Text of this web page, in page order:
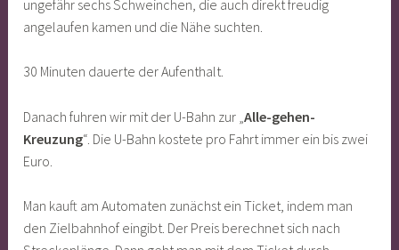
ungefähr sechs Schweinchen, die auch direkt freudig
angelaufen kamen und die Nähe suchten.
30 Minuten dauerte der Aufenthalt.
Danach fuhren wir mit der U-Bahn zur „Alle-gehen-
Kreuzung“. Die U-Bahn kostete pro Fahrt immer ein bis zwei
Euro.
Man kauft am Automaten zunächst ein Ticket, indem man
den Zielbahnhof eingibt. Der Preis berechnet sich nach